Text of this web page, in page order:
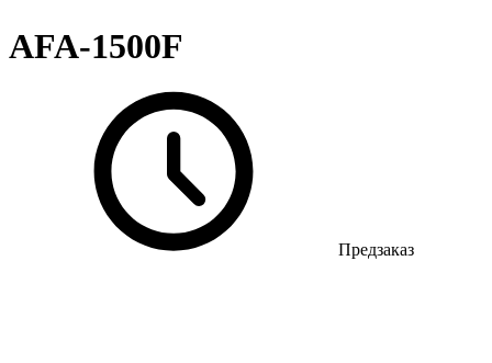
AFA-1500F
Предзаказ